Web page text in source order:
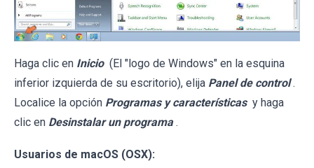
Haga clic en Inicio (El "logo de Windows" en la esquina
inferior izquierda de su escritorio), elija Panel de control .
Localice la opción Programas y características y haga
clic en Desinstalar un programa .
Usuarios de macOS (OSX):